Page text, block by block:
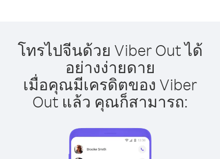
โทรไปจีนด้วย Viber Out ได้
อย่างง่ายดาย
เมื่อคุณมีเครดิตของ Viber
Out แล้ว คุณก็สามารถ: